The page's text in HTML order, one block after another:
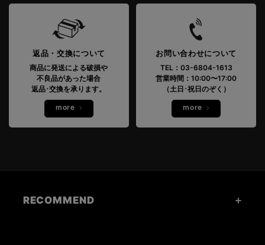
返品・交換について
商品に発送による破損や
不良品があった場合
返品･交換を承ります。
more
お問い合わせについて
TEL：03-6804-1613
営業時間：10:00〜17:00
（土日･祝日のぞく）
more
RECOMMEND